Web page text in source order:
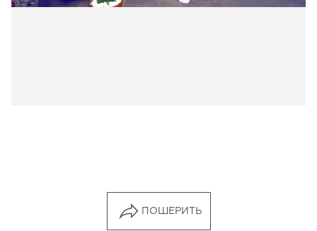
ПОШЕРИТЬ